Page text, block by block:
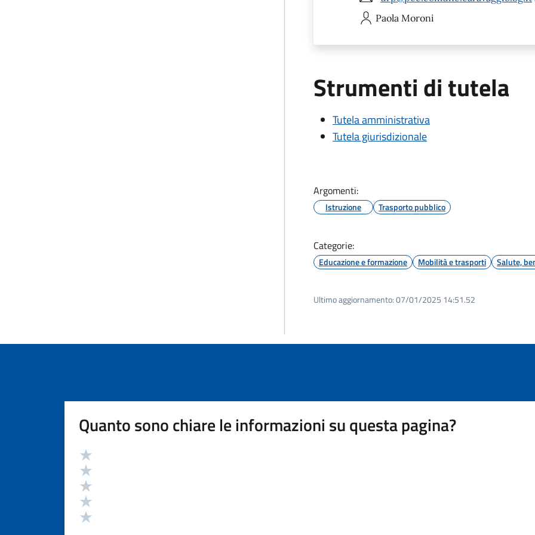
Paola Moroni
Strumenti di tutela
Tutela amministrativa
Tutela giurisdizionale
Argomenti:
Istruzione Trasporto pubblico
Categorie:
Educazione e formazione Mobilità e trasporti Salute,
Ultimo aggiornamento:07/01/2025 14:51.52
Quanto sono chiare le informazioni su questa pagina?
Valutazione